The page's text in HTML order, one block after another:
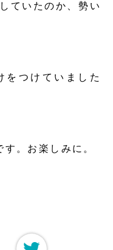
ていたのか、勢い
をつけていました
。お楽しみに。